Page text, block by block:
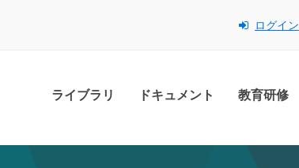
ログイン
ライブラリ ドキュメント 教育研修